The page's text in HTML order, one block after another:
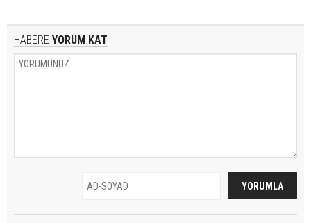
HABERE YORUM KAT